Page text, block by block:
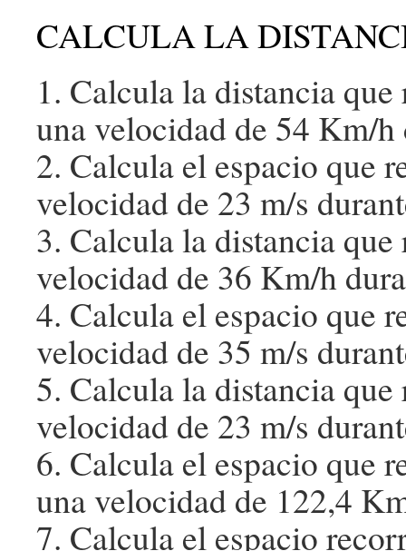
CALCULA LA
1. Calcula la distancia
una velocidad de 54 Km/
2. Calcula el espacio que
velocidad de 23 m/s
3. Calcula la distancia
velocidad de 36 Km/h
4. Calcula el espacio que
velocidad de 35 m/s
5. Calcula la distancia
velocidad de 23 m/s
6. Calcula el espacio que
una velocidad de 122,4
7. Calcula el espacio